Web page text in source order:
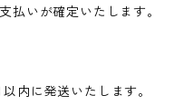
払いが確定いたします。
内に発送いたします。